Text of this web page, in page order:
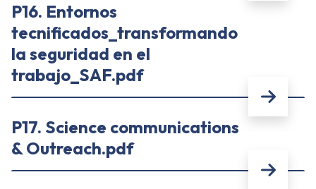
P16. Entornos
tecnificados_transformando
la seguridad en el
trabajo_SAF.pdf
P17. Science communications
& Outreach.pdf